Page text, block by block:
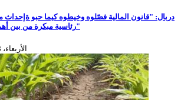
دربال: "قانون المالية فصّلوه وخيطوه كيما حبو ةإحداث
رئاسية مبكرة من بين أهم الحلول للأزمة السياسية"
الأربعاء، 28 ديسمبر، 2022 - 10:23